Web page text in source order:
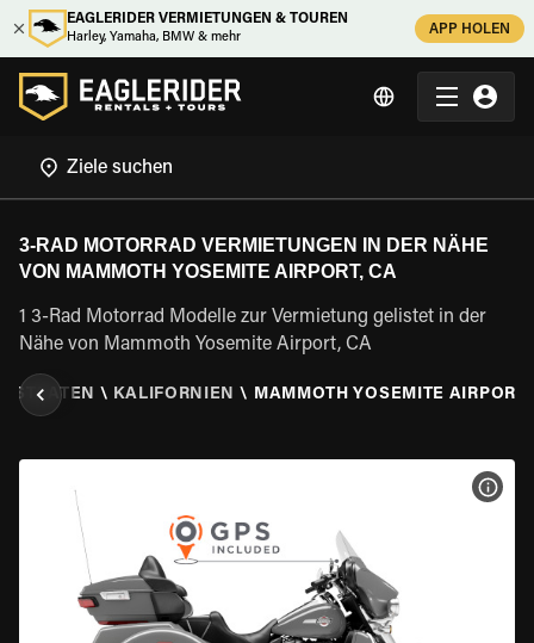
EAGLERIDER VERMIETUNGEN & TOUREN
Harley, Yamaha, BMW & mehr
APP HOLEN
3-RAD MOTORRAD VERMIETUNGEN IN DER NÄHE
VON MAMMOTH YOSEMITE AIRPORT, CA
1 3-Rad Motorrad Modelle zur Vermietung gelistet in der
Nähe von Mammoth Yosemite Airport, CA
STAATEN \ KALIFORNIEN \ MAMMOTH YOSEMITE